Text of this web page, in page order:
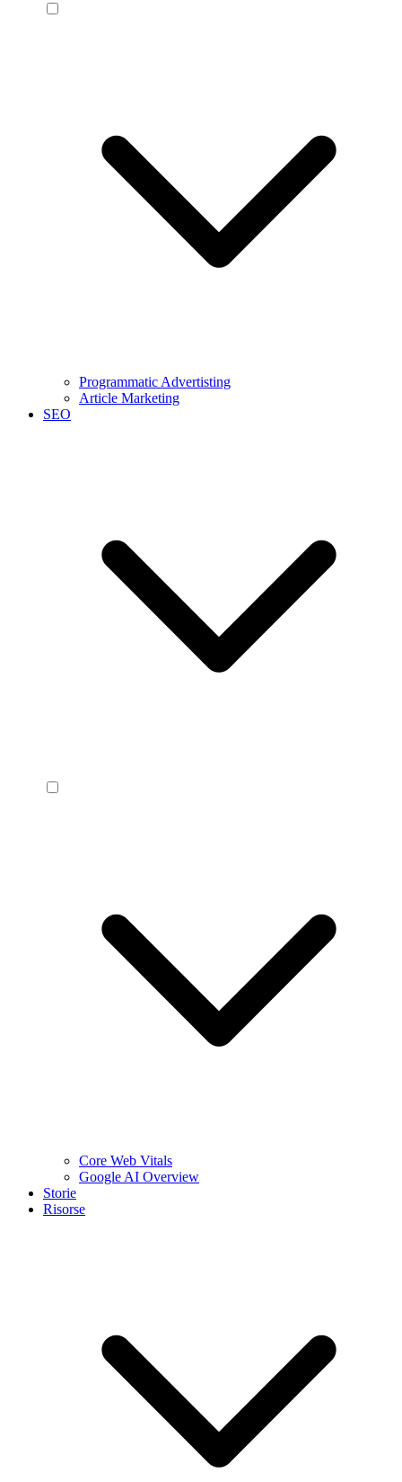
Programmatic Advertisting
Article Marketing
SEO
Core Web Vitals
Google AI Overview
Storie
Risorse